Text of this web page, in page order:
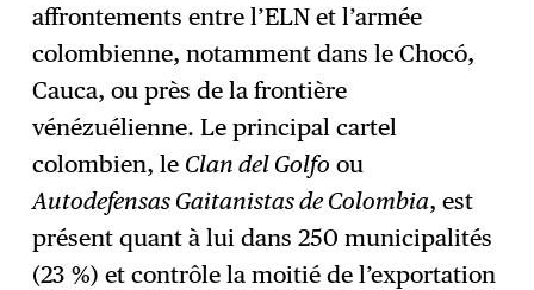
affrontements entre l’ELN et l’armée
colombienne, notamment dans le Chocó,
Cauca, ou près de la frontière
vénézuélienne. Le principal cartel
colombien, le Clan del Golfo ou
Autodefensas Gaitanistas de Colombia, est
présent quant à lui dans 250 municipalités
(23 %) et contrôle la moitié de l’exportation